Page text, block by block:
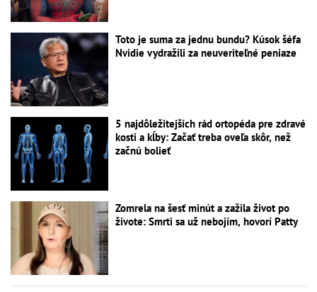
Toto je suma za jednu bundu? Kúsok šéfa
Nvidie vydražili za neuveriteľné peniaze
5 najdôležitejších rád ortopéda pre zdravé
kosti a kĺby: Začať treba oveľa skôr, než
začnú bolieť
Zomrela na šesť minút a zažila život po
živote: Smrti sa už nebojím, hovorí Patty